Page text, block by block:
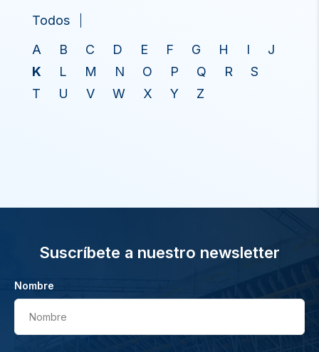
Todos
A
B C D E F G H I
J
K
L M N O P Q R
S
T
U V W X Y Z
Suscríbete a nuestro newsletter
Nombre
Nombre